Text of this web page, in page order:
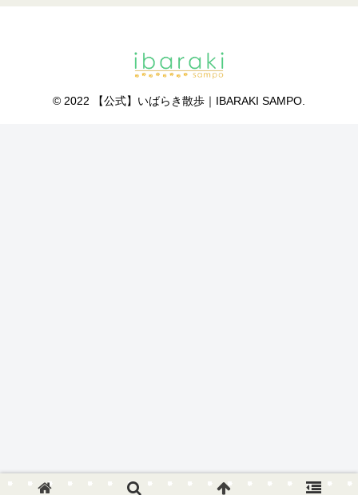
© 2022 【公式】いばらき散歩｜IBARAKI SAMPO.